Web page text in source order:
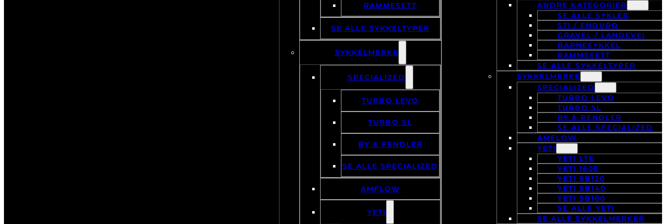
RAMMESETT
SE ALLE SYKKELTYPER
SYKKELMERKE
SPECIALIZED
TURBO LEVO
TURBO SL
BY & PENDLER
SE ALLE SPECIALIZED
AMFLOW
YETI
ANDRE KATEGORIER
SE ALLE SYKLER
STI / ENDURO
GRAVEL / LANDEVEI
BARNESYKKEL
RAMMESETT
SE ALLE SYKKELTYPER
SYKKELMERKE
SPECIALIZED
TURBO LEVO
TURBO SL
BY & PENDLER
SE ALLE SPECIALIZED
AMFLOW
YETI
YETI LTE
YETI 160E
YETI SB120
YETI SB140
YETI SB160
SE ALLE YETI
SE ALLE SYKKELMERKER